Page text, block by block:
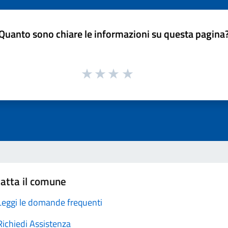
sono chiare le informazioni su questa
il comune
le domande frequenti
Assistenza